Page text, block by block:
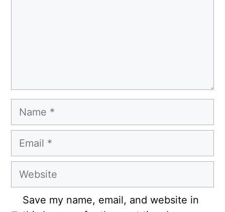
Name
Email
Website
Save my name, email, and website in